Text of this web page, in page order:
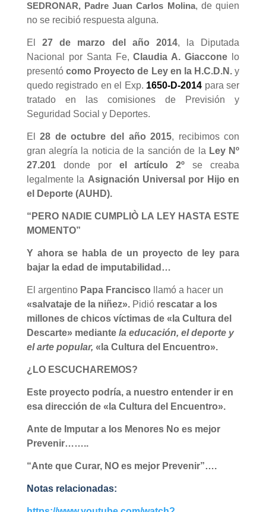
SEDRONAR, Padre Juan Carlos Molina, de quien
no se recibió respuesta alguna.
El 27 de marzo del año 2014, la Diputada
Nacional por Santa Fe,Claudia A. Giaccone lo
presentó como Proyecto de Ley en la H.C.D.N. y
quedo registrado en el Exp. 1650-D-2014 para ser
tratado en las comisiones de Previsión y
Seguridad Social y Deportes.
El28 de octubre del año 2015, recibimos con
gran alegría la noticia de la sanción de la Ley Nº
27.201donde por el artículo 2º se creaba
legalmente la Asignación Universal por Hijo en
el Deporte (AUHD).
“PERO NADIE CUMPLIÒ LA LEY HASTA ESTE
MOMENTO”
Y ahora se habla de un proyecto de ley para
bajar la edad de imputabilidad…
El argentinoPapa Francisco
llamó a hacer un
«salvataje de la niñez». Pidió rescatar a los
millones de chicos víctimas de «la Cultura del
Descarte» mediante la educación, el deporte y
el arte popular, «la Cultura del Encuentro».
¿LO ESCUCHAREMOS?
Este proyecto podría, a nuestro entender ir en
esa dirección de «la Cultura del Encuentro».
Ante de Imputar a los Menores No es mejor
Prevenir……..
“Ante que Curar, NO es mejor Prevenir”….
Notas relacionadas: